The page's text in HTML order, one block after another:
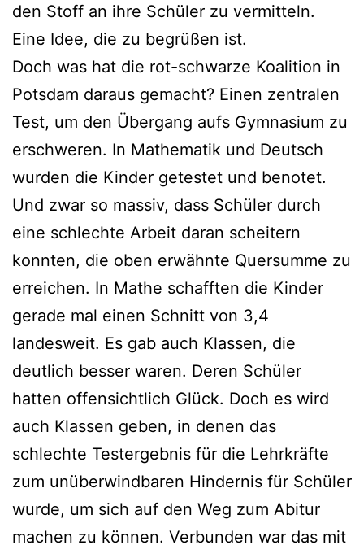
den Stoff an ihre Schüler zu vermitteln.
Eine Idee, die zu begrüßen ist.
Doch was hat die rot-schwarze Koalition in
Potsdam daraus gemacht? Einen zentralen
Test, um den Übergang aufs Gymnasium zu
erschweren. In Mathematik und Deutsch
wurden die Kinder getestet und benotet.
Und zwar so massiv, dass Schüler durch
eine schlechte Arbeit daran scheitern
konnten, die oben erwähnte Quersumme zu
erreichen. In Mathe schafften die Kinder
gerade mal einen Schnitt von 3,4
landesweit. Es gab auch Klassen, die
deutlich besser waren. Deren Schüler
hatten offensichtlich Glück. Doch es wird
auch Klassen geben, in denen das
schlechte Testergebnis für die Lehrkräfte
zum unüberwindbaren Hindernis für Schüler
wurde, um sich auf den Weg zum Abitur
machen zu können. Verbunden war das mit